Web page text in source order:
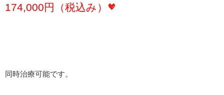
174,000円（税込み）
同時治療可能です。